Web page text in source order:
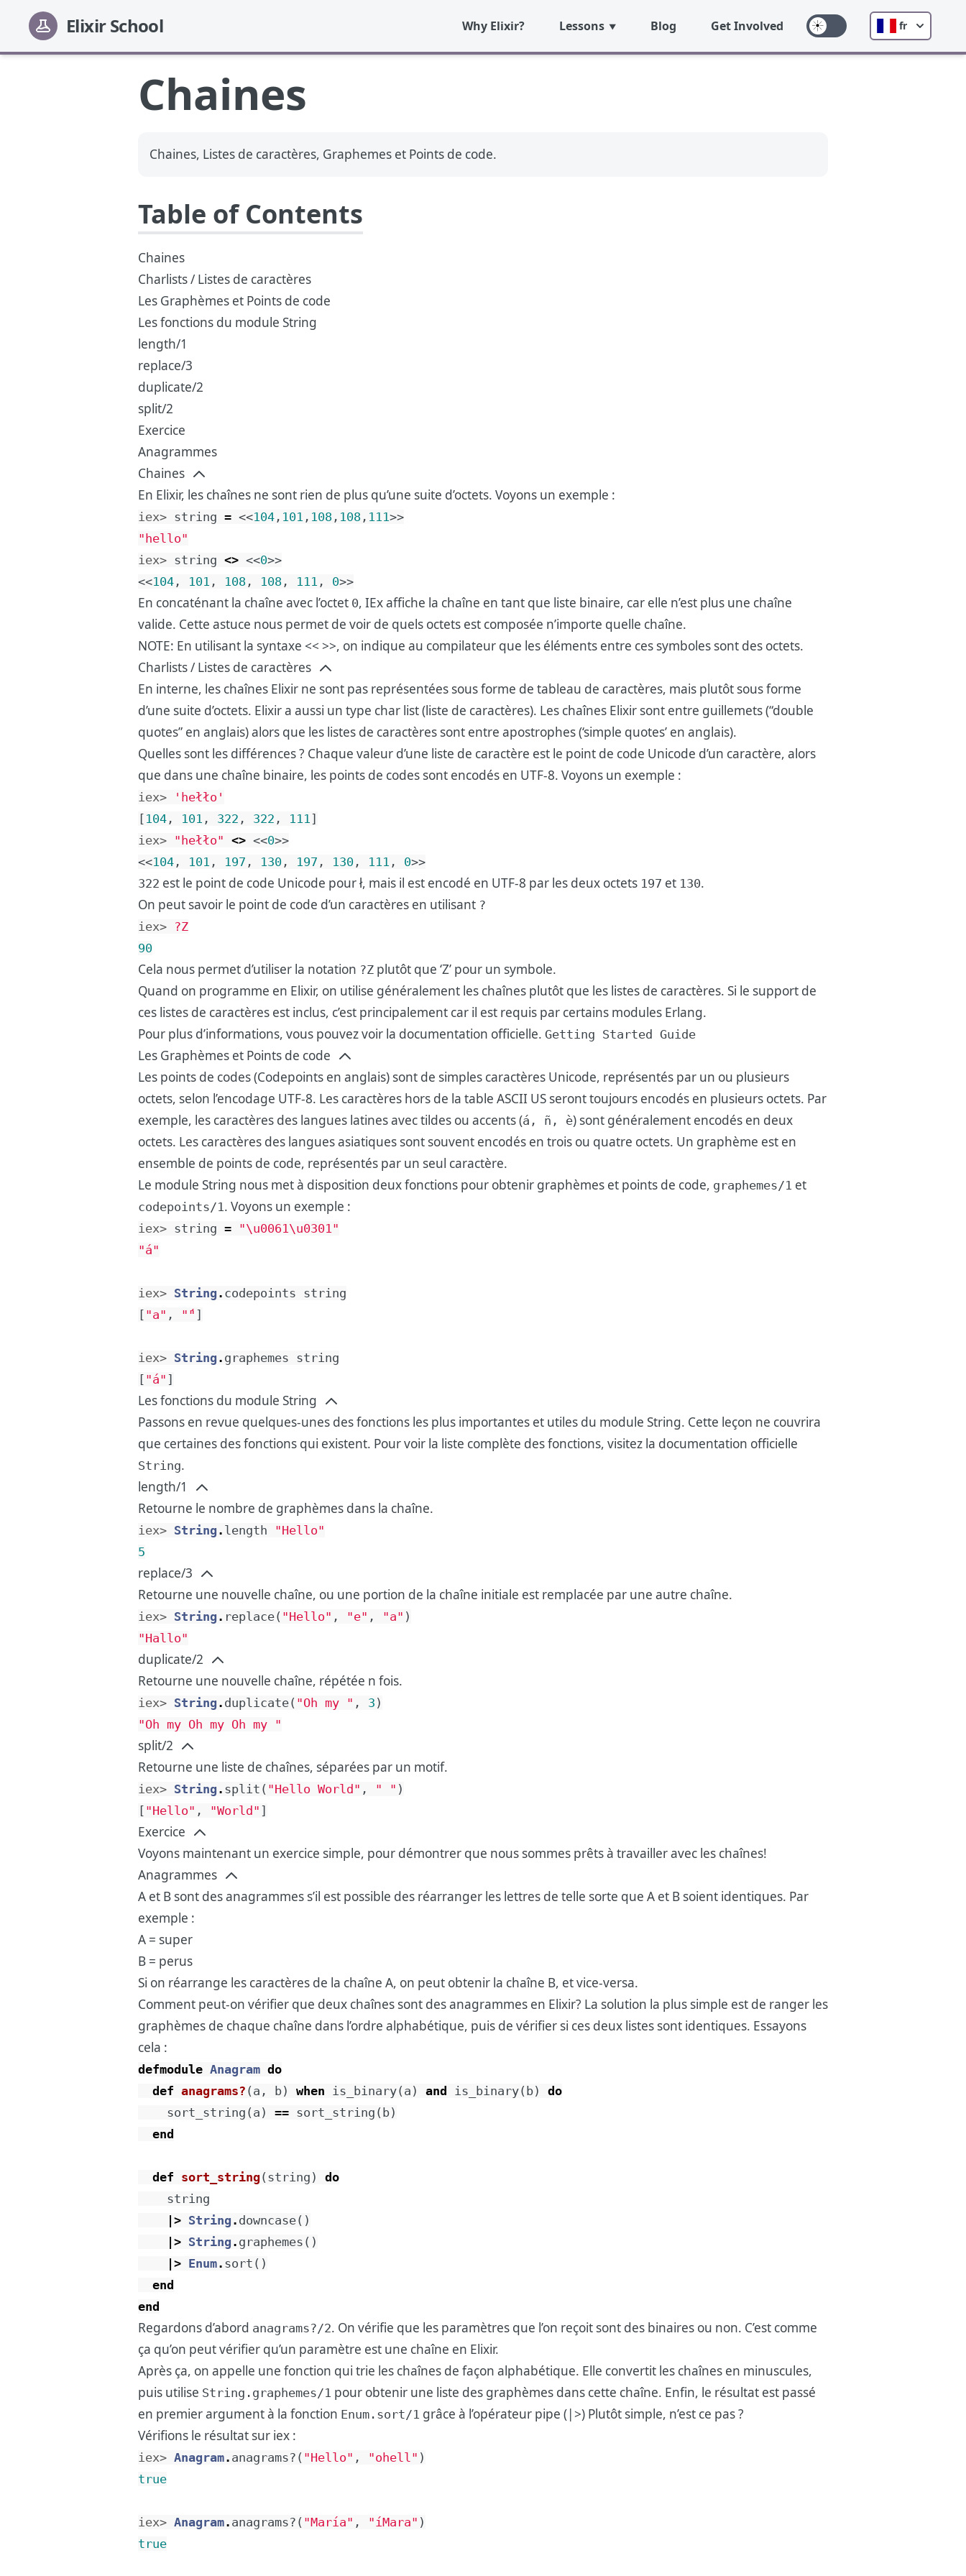
Elixir School Why Elixir? Lessons Blog Get Involved fr
Chaines
Chaines, Listes de caractères, Graphemes et Points de code.
Table of Contents
Chaines
Charlists / Listes de caractères
Les Graphèmes et Points de code
Les fonctions du module String
length/1
replace/3
duplicate/2
split/2
Exercice
Anagrammes
Chaines
En Elixir, les chaînes ne sont rien de plus qu’une suite d’octets. Voyons un exemple :
iex> string = <<104 , 101 , 108 , 108 , 111>>
"hello"
iex> string <> <<0>>
<<104 , 101 , 108 , 108 , 111 , 0>>
En concaténant la chaîne avec l’octet 0, IEx affiche la chaîne en tant que liste binaire, car elle n’est plus une chaîne
valide. Cette astuce nous permet de voir de quels octets est composée n’importe quelle chaîne.
NOTE: En utilisant la syntaxe << >>, on indique au compilateur que les éléments entre ces symboles sont des octets.
Charlists / Listes de caractères
En interne, les chaînes Elixir ne sont pas représentées sous forme de tableau de caractères, mais plutôt sous forme
d’une suite d’octets. Elixir a aussi un type char list (liste de caractères). Les chaînes Elixir sont entre guillemets (“double
quotes” en anglais) alors que les listes de caractères sont entre apostrophes (‘simple quotes’ en anglais).
Quelles sont les différences ? Chaque valeur d’une liste de caractère est le point de code Unicode d’un caractère, alors
que dans une chaîne binaire, les points de codes sont encodés en UTF-8. Voyons un exemple :
iex>
'hełło'
[ 104 , 101 , 322 , 322 , 111]
iex> "hełło" <> <<0>>
<<104 , 101 , 197 , 130 , 197 , 130 , 111 , 0>>
322 est le point de code Unicode pour ł, mais il est encodé en UTF-8 par les deux octets 197 et 130.
On peut savoir le point de code d’un caractères en utilisant ?
iex> ?Z
90
Cela nous permet d’utiliser la notation ?Z plutôt que ‘Z’ pour un symbole.
Quand on programme en Elixir, on utilise généralement les chaînes plutôt que les listes de caractères. Si le support de
ces listes de caractères est inclus, c’est principalement car il est requis par certains modules Erlang.
Pour plus d’informations, vous pouvez voir la documentation officielle. Getting Started Guide
Les Graphèmes et Points de code
Les points de codes (Codepoints en anglais) sont de simples caractères Unicode, représentés par un ou plusieurs
octets, selon l’encodage UTF-8. Les caractères hors de la table ASCII US seront toujours encodés en plusieurs octets. Par
exemple, les caractères des langues latines avec tildes ou accents (á, ñ, è) sont généralement encodés en deux
octets. Les caractères des langues asiatiques sont souvent encodés en trois ou quatre octets. Un graphème est en
ensemble de points de code, représentés par un seul caractère.
Le module String nous met à disposition deux fonctions pour obtenir graphèmes et points de code, graphemes/1 et
codepoints/1. Voyons un exemple :
iex> string = "\u0061\u0301"
"á"
iex> String . codepoints string
[ "a" , "́" ]
iex> String . graphemes string
[ "á" ]
Les fonctions du module String
Passons en revue quelques-unes des fonctions les plus importantes et utiles du module String. Cette leçon ne couvrira
que certaines des fonctions qui existent. Pour voir la liste complète des fonctions, visitez la documentation officielle
String.
length/1
Retourne le nombre de graphèmes dans la chaîne.
iex> String . length
"Hello"
5
replace/3
Retourne une nouvelle chaîne, ou une portion de la chaîne initiale est remplacée par une autre chaîne.
iex> String . replace( "Hello" , "e" , "a" )
"Hallo"
duplicate/2
Retourne une nouvelle chaîne, répétée n fois.
iex> String . duplicate( "Oh my " , 3 )
"Oh my Oh my Oh my "
split/2
Retourne une liste de chaînes, séparées par un motif.
iex> String . split ( "Hello World" , " " )
[ "Hello" , "World" ]
Exercice
Voyons maintenant un exercice simple, pour démontrer que nous sommes prêts à travailler avec les chaînes!
Anagrammes
A et B sont des anagrammes s’il est possible des réarranger les lettres de telle sorte que A et B soient identiques. Par
exemple :
A = super
B = perus
Si on réarrange les caractères de la chaîne A, on peut obtenir la chaîne B, et vice-versa.
Comment peut-on vérifier que deux chaînes sont des anagrammes en Elixir? La solution la plus simple est de ranger les
graphèmes de chaque chaîne dans l’ordre alphabétique, puis de vérifier si ces deux listes sont identiques. Essayons
cela :
defmodule Anagram do
def anagrams? ( a , b) when is_binary( a ) and is_binary( b)
do
sort_string ( a ) == sort_string ( b)
end
def sort_string( string )
do
string
|> String . downcase( )
|> String . graphemes ( )
|> Enum. sort ( )
end
end
Regardons d’abord anagrams?/2. On vérifie que les paramètres que l’on reçoit sont des binaires ou non. C’est comme
ça qu’on peut vérifier qu’un paramètre est une chaîne en Elixir.
Après ça, on appelle une fonction qui trie les chaînes de façon alphabétique. Elle convertit les chaînes en minuscules,
puis utilise String.graphemes/1 pour obtenir une liste des graphèmes dans cette chaîne. Enfin, le résultat est passé
en premier argument à la fonction Enum.sort/1 grâce à l’opérateur pipe (|>) Plutôt simple, n’est ce pas ?
Vérifions le résultat sur iex :
iex> Anagram. anagrams? ( "Hello" , "ohell" )
true
iex> Anagram. anagrams? ( "María" , "íMara" )
true